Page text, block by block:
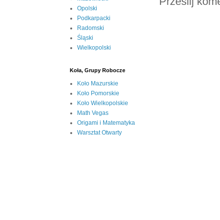
Opolski
Podkarpacki
Radomski
Śląski
Wielkopolski
Koła, Grupy Robocze
Koło Mazurskie
Koło Pomorskie
Koło Wielkopolskie
Math Vegas
Origami i Matematyka
Warsztat Otwarty